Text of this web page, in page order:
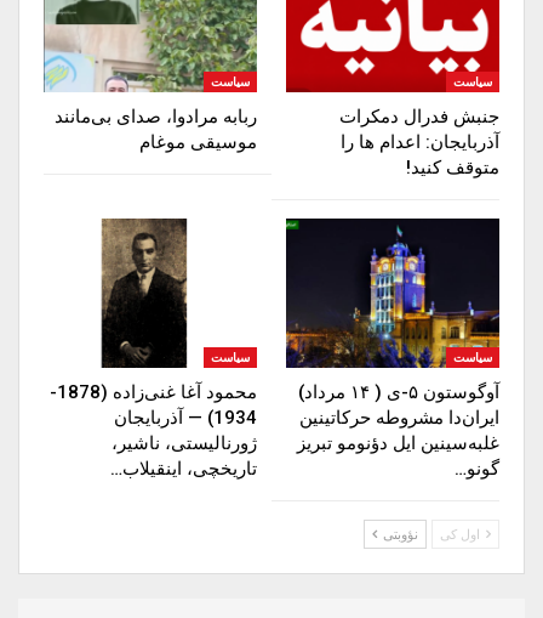
سیاست
جنبش فدرال دمکرات
آذربایجان: اعدام ها را‌
متوقف‌ کنید!
سیاست
ربابه مرادوا، صدای بی‌مانند
موسیقی موغام
سیاست
آوگوستون ۵-ی ( ۱۴ مرداد)
ایران‌دا مشروطه حرکاتینین
غلبه‌سینین ایل دؤنومو تبریز
گونو…
سیاست
محمود آغا غنی‌زاده (1878-
1934) — آذربایجان
ژورنالیستی، ناشیر،
تاریخچی، اینقیلاب…
اول کی نؤوبتی